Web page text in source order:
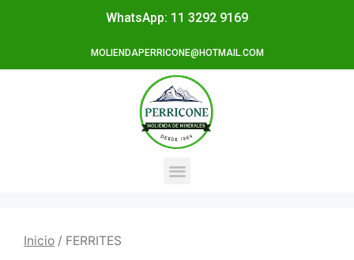
WhatsApp: 11 3292 9169
MOLIENDAPERRICONE@HOTMAIL.COM
Inicio / FERRITES